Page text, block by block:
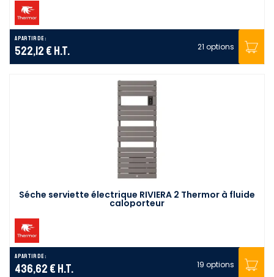
A partir de :
522,12 € H.T. 21 options
Séche serviette électrique RIVIERA 2 Thermor à fluide
caloporteur
A partir de :
436,62 € H.T. 19 options